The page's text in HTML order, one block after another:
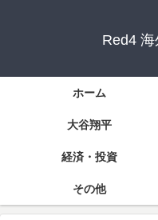
Red4
ホーム
大谷翔平
経済・投資
その他